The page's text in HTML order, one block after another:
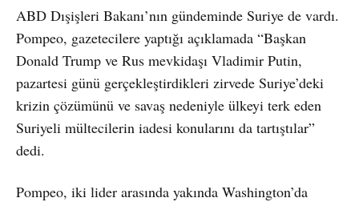
ABD Dışişleri Bakanı’nın gündeminde Suriye de vardı.
Pompeo, gazetecilere yaptığı açıklamada “Başkan
Donald Trump ve Rus mevkidaşı Vladimir Putin,
pazartesi günü gerçekleştirdikleri zirvede Suriye’deki
krizin çözümünü ve savaş nedeniyle ülkeyi terk eden
Suriyeli mültecilerin iadesi konularını da tartıştılar”
dedi.
Pompeo, iki lider arasında yakında Washington’da